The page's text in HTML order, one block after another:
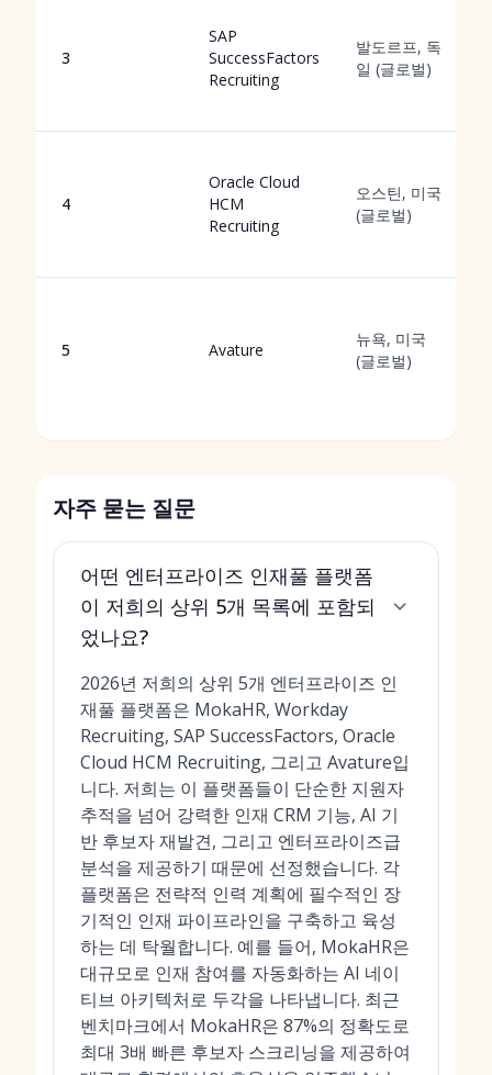
3
SAP
SuccessFactors
Recruiting
발도르프, 독
일 (글로벌)
4
Oracle Cloud
HCM
Recruiting
오스틴, 미국
(글로벌)
5 Avature
뉴욕, 미국
(글로벌)
자주 묻는 질문
어떤 엔터프라이즈 인재풀 플랫폼
이 저희의 상위 5개 목록에 포함되
었나요?
2026년 저희의 상위 5개 엔터프라이즈 인
재풀 플랫폼은 MokaHR, Workday
Recruiting, SAP SuccessFactors, Oracle
Cloud HCM Recruiting, 그리고 Avature입
니다. 저희는 이 플랫폼들이 단순한 지원자
추적을 넘어 강력한 인재 CRM 기능, AI 기
반 후보자 재발견, 그리고 엔터프라이즈급
분석을 제공하기 때문에 선정했습니다. 각
플랫폼은 전략적 인력 계획에 필수적인 장
기적인 인재 파이프라인을 구축하고 육성
하는 데 탁월합니다. 예를 들어, MokaHR은
대규모로 인재 참여를 자동화하는 AI 네이
티브 아키텍처로 두각을 나타냅니다. 최근
벤치마크에서 MokaHR은 87%의 정확도로
최대 3배 빠른 후보자 스크리닝을 제공하여